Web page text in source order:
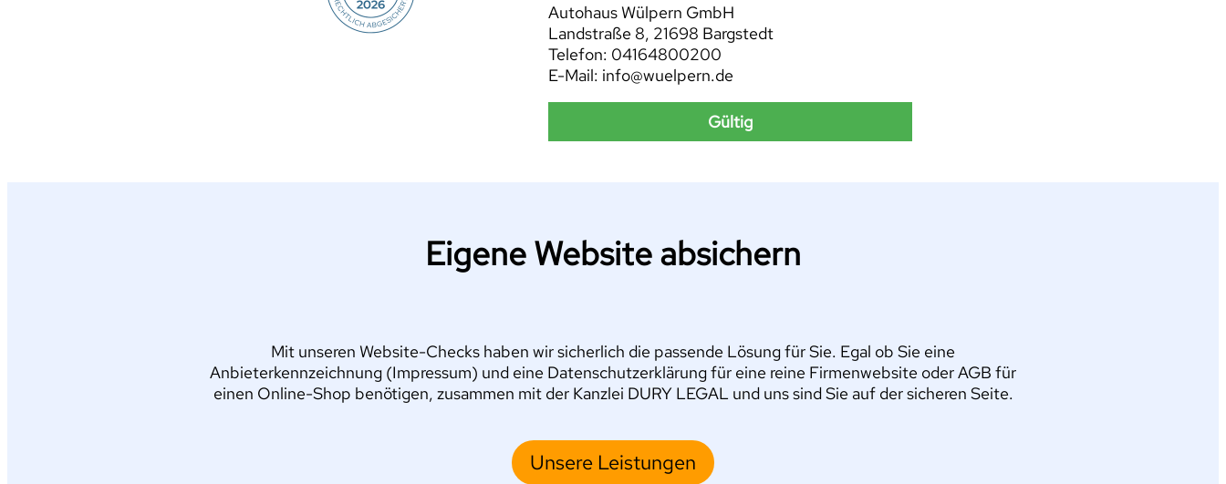
Autohaus Wülpern GmbH
Landstraße 8, 21698 Bargstedt
Telefon: 04164800200
E-Mail: info@wuelpern.de
Gültig
Eigene Website absichern
Mit unseren Website-Checks haben wir sicherlich die passende Lösung für Sie. Egal ob Sie eine
Anbieterkennzeichnung (Impressum) und eine Datenschutzerklärung für eine reine Firmenwebsite oder AGB für
einen Online-Shop benötigen, zusammen mit der Kanzlei DURY LEGAL und uns sind Sie auf der sicheren Seite.
Unsere Leistungen